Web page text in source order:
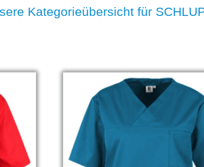
Kategorieübersicht für